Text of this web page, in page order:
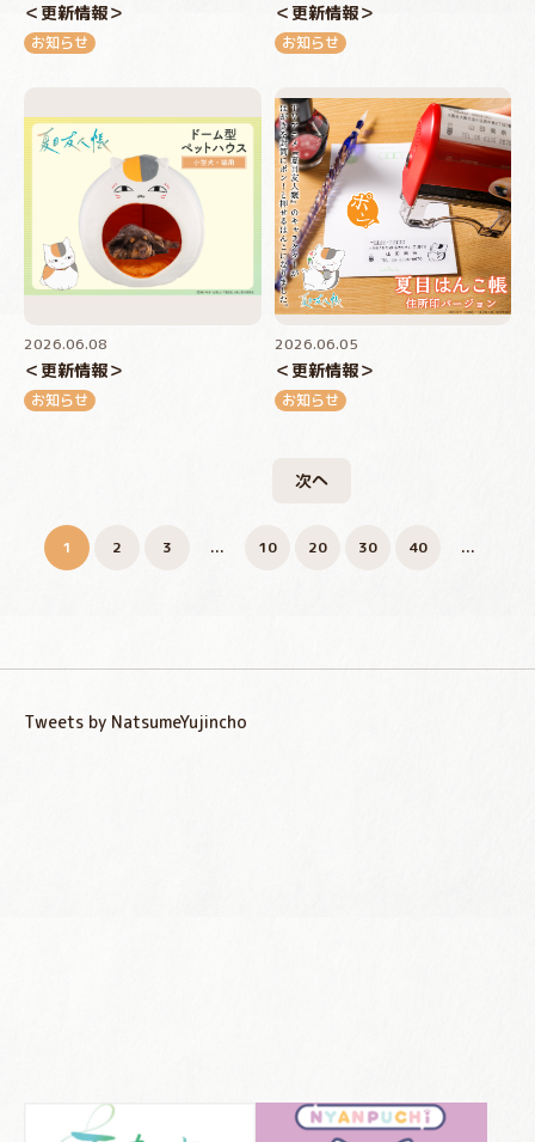
＜更新情報＞
お知らせ
＜更新情報＞
お知らせ
2026.06.08
＜更新情報＞
お知らせ
2026.06.05
＜更新情報＞
お知らせ
1 2 3 ... 10 20 30 40 ...
次へ
Tweets by NatsumeYujincho